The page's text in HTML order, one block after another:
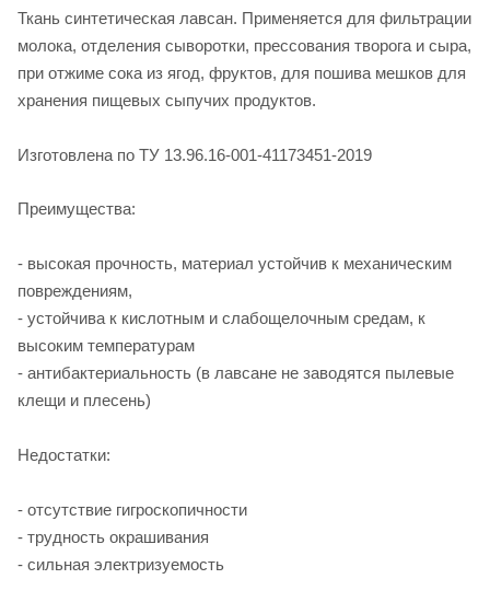
Ткань синтетическая лавсан. Применяется для фильтрации
молока, отделения сыворотки, прессования творога и сыра,
при отжиме сока из ягод, фруктов, для пошива мешков для
хранения пищевых сыпучих продуктов.
Изготовлена по ТУ 13.96.16-001-41173451-2019
Преимущества:
- высокая прочность, материал устойчив к механическим
повреждениям,
- устойчива к кислотным и слабощелочным средам, к
высоким температурам
- антибактериальность (в лавсане не заводятся пылевые
клещи и плесень)
Недостатки:
- отсутствие гигроскопичности
- трудность окрашивания
- сильная электризуемость